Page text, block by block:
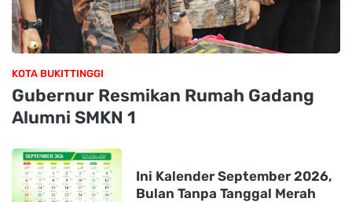
KOTA BUKITTINGGI
Gubernur Resmikan Rumah Gadang
Alumni SMKN 1
Ini Kalender September 2026,
Bulan Tanpa Tanggal Merah